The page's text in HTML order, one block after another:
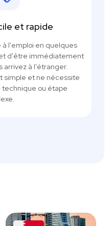
et rapide
l'emploi en quelques
d'être immédiatement
arrivez à l'étranger.
simple et ne nécessite
technique ou étape